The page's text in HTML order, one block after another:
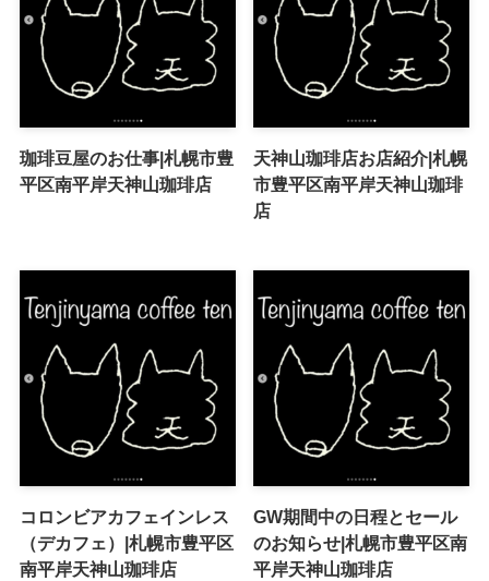
珈琲豆屋のお仕事|札幌市豊
平区南平岸天神山珈琲店
天神山珈琲店お店紹介|札幌
市豊平区南平岸天神山珈琲
店
コロンビアカフェインレス
（デカフェ）|札幌市豊平区
南平岸天神山珈琲店
GW期間中の日程とセール
のお知らせ|札幌市豊平区南
平岸天神山珈琲店